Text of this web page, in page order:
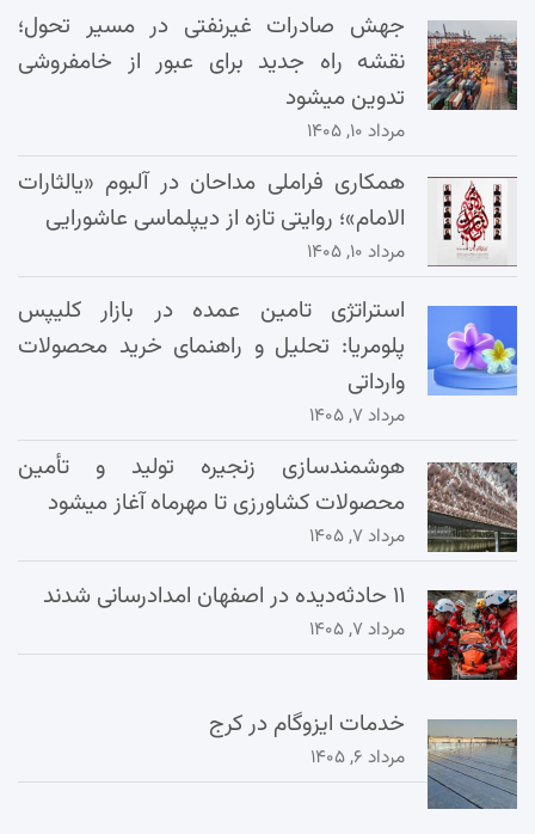
جهش صادرات غیرنفتی در مسیر تحول؛
نقشه راه جدید برای عبور از خامفروشی
تدوین میشود
مرداد ۱۰, ۱۴۰۵
همکاری فراملی مداحان در آلبوم «یالثارات
الامام»؛ روایتی تازه از دیپلماسی عاشورایی
مرداد ۱۰, ۱۴۰۵
استراتژی تامین عمده در بازار کلیپس
پلومریا: تحلیل و راهنمای خرید محصولات
وارداتی
مرداد ۷, ۱۴۰۵
هوشمندسازی زنجیره تولید و تأمین
محصولات کشاورزی تا مهرماه آغاز میشود
مرداد ۷, ۱۴۰۵
۱۱ حادثه‌دیده در اصفهان امدادرسانی شدند
مرداد ۷, ۱۴۰۵
خدمات ایزوگام در کرج
مرداد ۶, ۱۴۰۵